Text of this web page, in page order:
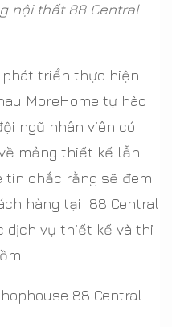
nội thất 88 Central
triển thực hiện
MoreHome tự hào
ngũ nhân viên có
mảng thiết kế lẫn
tin chắc rằng sẽ đem
hàng tại 88 Central
dịch vụ thiết kế và thi
88 Central